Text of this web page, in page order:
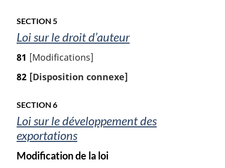
d
e
p
a
e
a
r
g
n
a
l
:
SECTION 5
Loi sur le droit d’auteur
81 [Modifications]
82 [Disposition connexe]
SECTION 6
Loi sur le développement des
exportations
Modification de la loi